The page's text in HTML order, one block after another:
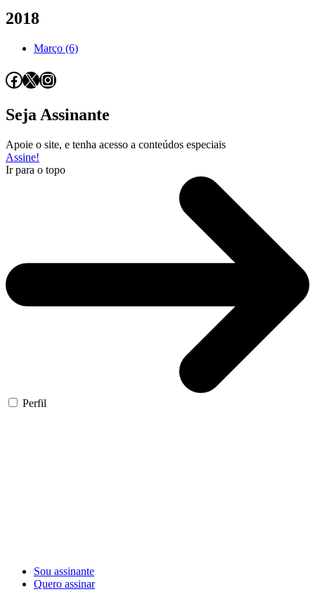
2018
Março (6)
Facebook
X Instagram
Seja Assinante
Apoie o site, e tenha acesso a conteúdos especiais
Assine!
Ir para o topo
Perfil
Sou assinante
Quero assinar